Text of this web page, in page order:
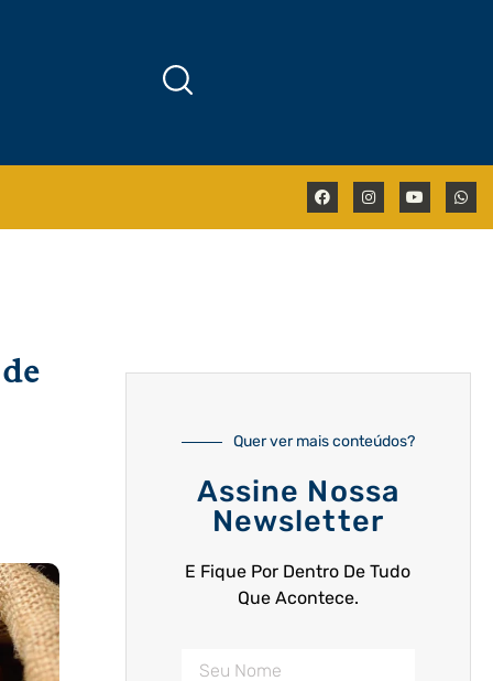
Quer ver mais conteúdos?
Assine Nossa
Newsletter
E Fique Por Dentro De Tudo
Que Acontece.